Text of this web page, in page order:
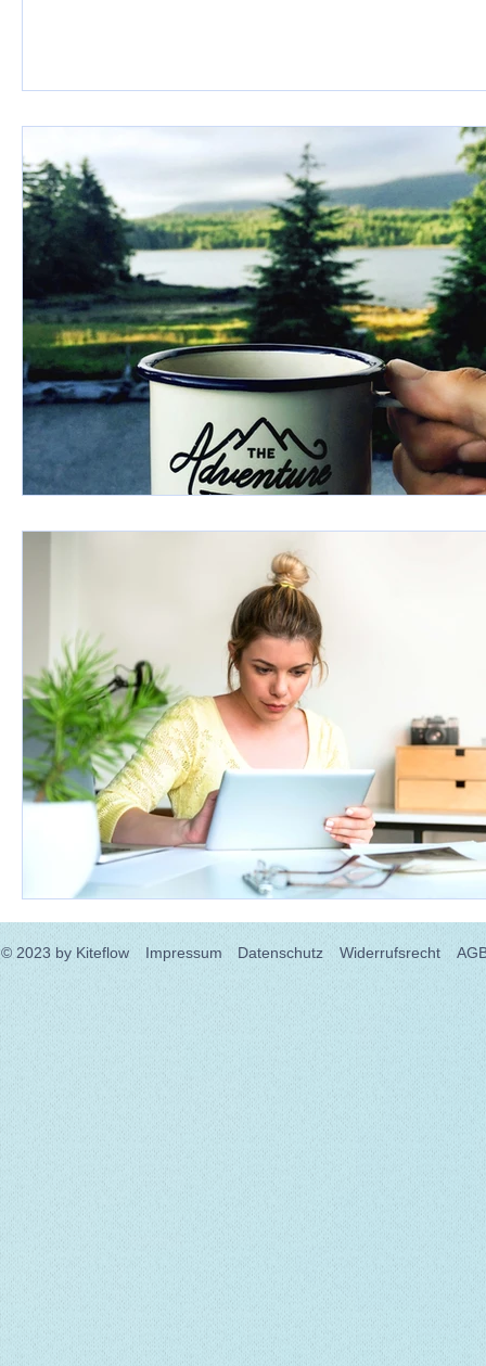
© 2023 by Kiteflow Impressum Datenschutz Widerrufsrecht